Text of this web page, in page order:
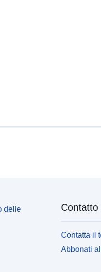
delle
Contatto
Contatta il
Abbonati